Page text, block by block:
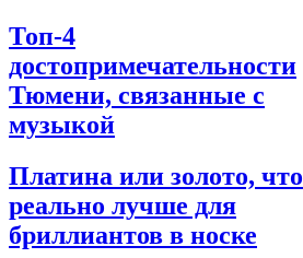
Топ-4
достопримечательности
Тюмени, связанные с
музыкой
Платина или золото, что
реально лучше для
бриллиантов в носке